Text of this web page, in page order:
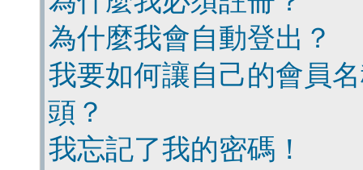
為什麼我會自動登出？
我要如何讓自己的會員
頭？
我忘記了我的密碼！